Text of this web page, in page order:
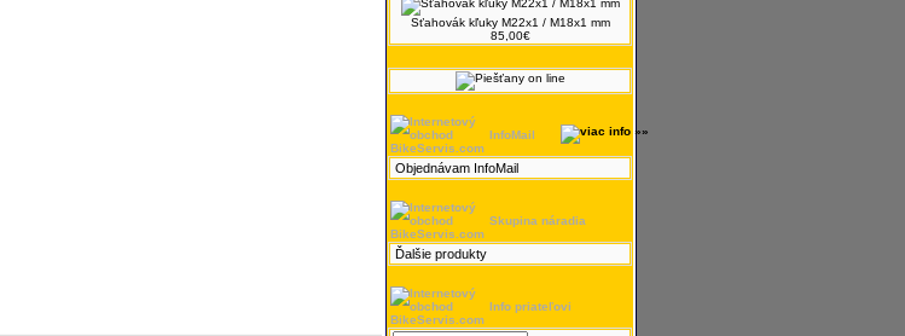
Sťahovák kľuky M22x1 / M18x1 mm
85,00€
InfoMail
Objednávam InfoMail
Skupina náradia
Ďalšie produkty
Info priateľovi